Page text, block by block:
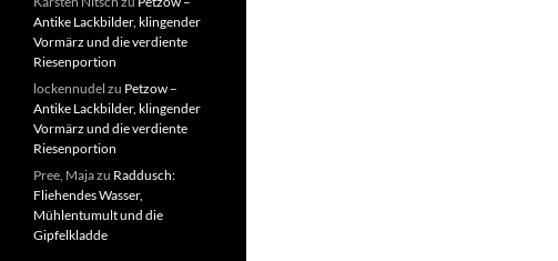
Antike Lackbilder, klingender
Vormärz und die verdiente
Riesenportion
lockennudel zu Petzow –
Antike Lackbilder, klingender
Vormärz und die verdiente
Riesenportion
Pree, Majazu Raddusch:
Fliehendes Wasser,
Mühlentumult und die
Gipfelkladde